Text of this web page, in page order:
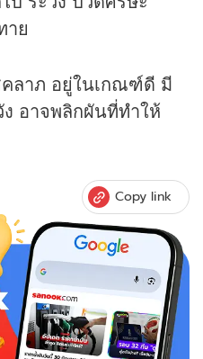
าย
ลาภ อยู่ในเกณฑ์ดี มี
อาจพลิกผันที่ทำให้
Copy link